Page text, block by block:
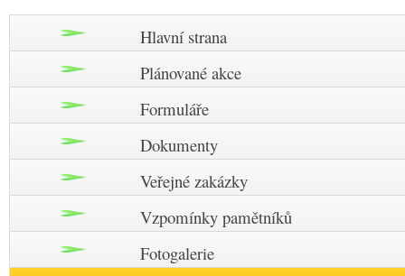
Hlavní strana
Plánované akce
Formuláře
Dokumenty
Veřejné zakázky
Vzpomínky pamětníků
Fotogalerie